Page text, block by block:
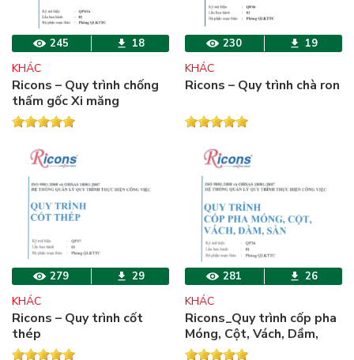
245 18
KHÁC
Ricons – Quy trình chống
thấm gốc Xi măng
230 19
KHÁC
Ricons – Quy trình chà ron
279 29
KHÁC
Ricons – Quy trình cốt
thép
281 26
KHÁC
Ricons_Quy trình cốp pha
Móng, Cột, Vách, Dầm,
Sàn